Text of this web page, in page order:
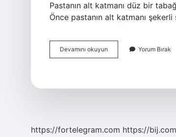
Pastanın alt katmanı düz bir
Önce pastanın alt katmanı
Devamını okuyun Köstebek
Pasta
Yorum Bırak
https://fortelegram.com https://